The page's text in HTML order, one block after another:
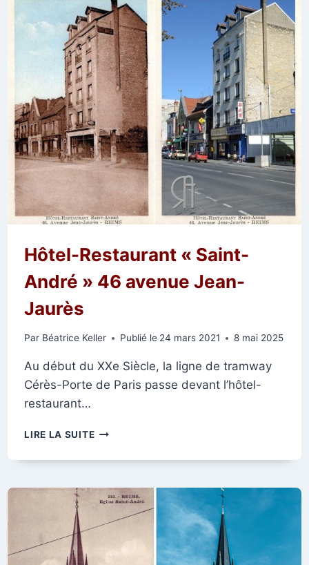
Hôtel-Restaurant « Saint-
André » 46 avenue Jean-
Jaurès
Par Béatrice Keller Publié le 24 mars 2021 8 mai 2025
Au début du XXe Siècle, la ligne de tramway
Cérès-Porte de Paris passe devant l’hôtel-
restaurant…
LIRE LA SUITEHÔTEL-
« SAINT-
46
AVENUE
JEAN-